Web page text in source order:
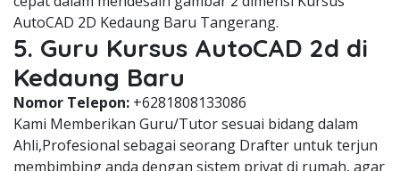
AutoCAD 2D Kedaung Baru Tangerang.
5. Guru Kursus AutoCAD 2d di
Kedaung Baru
Nomor Telepon: +6281808133086
Kami Memberikan Guru/Tutor sesuai bidang dalam
Ahli,Profesional sebagai seorang Drafter untuk terjun
membimbing anda dengan sistem privat di rumah, agar